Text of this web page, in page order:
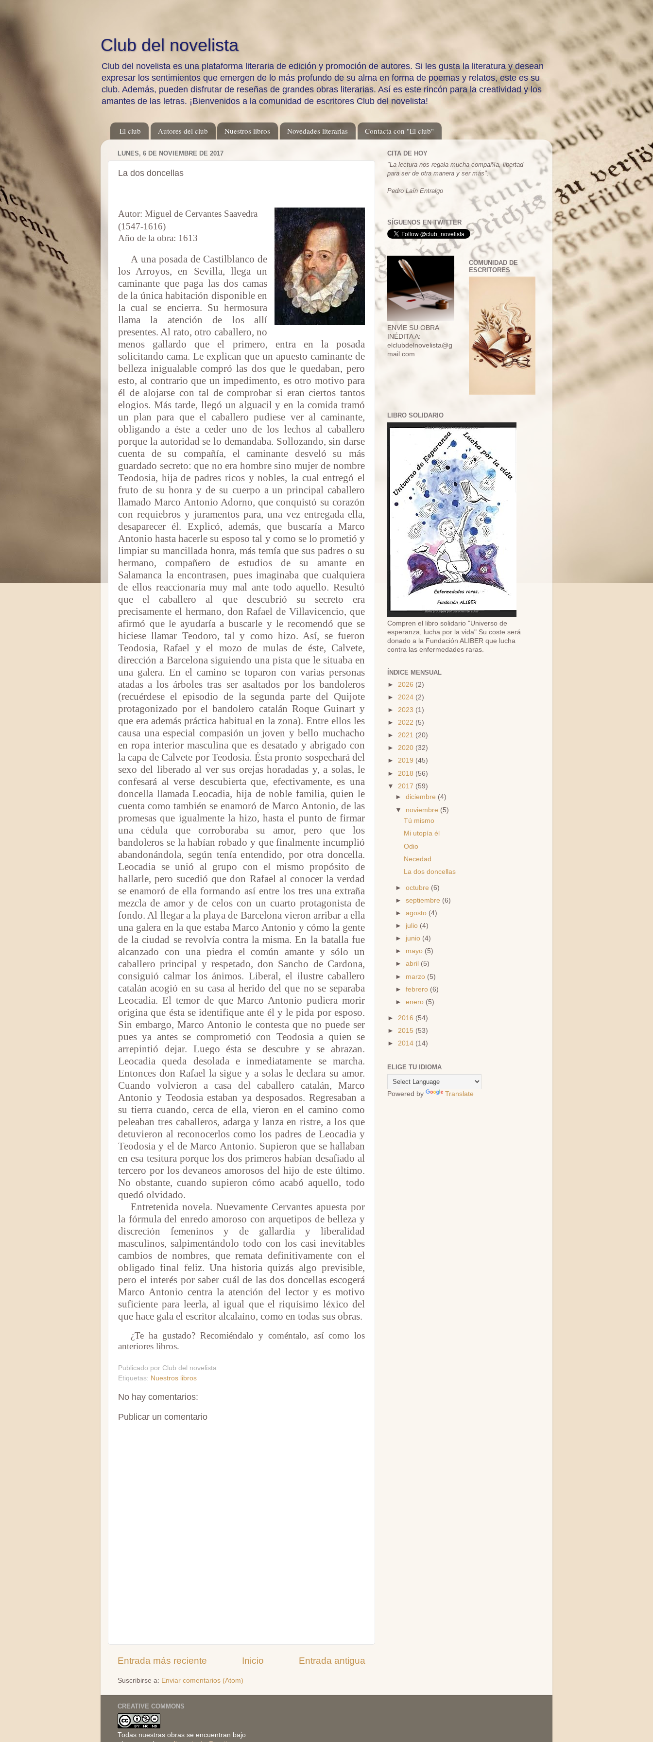
Club del novelista
Club del novelista es una plataforma literaria de edición y promoción de autores. Si les gusta la literatura y desean
expresar los sentimientos que emergen de lo más profundo de su alma en forma de poemas y relatos, este es su
club. Además, pueden disfrutar de reseñas de grandes obras literarias. Así es este rincón para la creatividad y los
amantes de las letras. ¡Bienvenidos a la comunidad de escritores Club del novelista!
El club Autores del club Nuestros libros Novedades literarias Contacta con "El club"
LUNES, 6 DE NOVIEMBRE DE 2017
La dos doncellas
Autor: Miguel de Cervantes Saavedra
(1547-1616)
Año de la obra: 1613
A una posada de Castilblanco de
los Arroyos, en Sevilla, llega un
caminante que paga las dos camas
de la única habitación disponible en
la cual se encierra. Su hermosura
llama la atención de los allí
presentes. Al rato, otro caballero, no
menos gallardo que el primero, entra en la posada
solicitando cama. Le explican que un apuesto caminante de
belleza inigualable compró las dos que le quedaban, pero
esto, al contrario que un impedimento, es otro motivo para
él de alojarse con tal de comprobar si eran ciertos tantos
elogios. Más tarde, llegó un alguacil y en la comida tramó
un plan para que el caballero pudiese ver al caminante,
obligando a éste a ceder uno de los lechos al caballero
porque la autoridad se lo demandaba. Sollozando, sin darse
cuenta de su compañía, el caminante desveló su más
guardado secreto: que no era hombre sino mujer de nombre
Teodosia, hija de padres ricos y nobles, la cual entregó el
fruto de su honra y de su cuerpo a un principal caballero
llamado Marco Antonio Adorno, que conquistó su corazón
con requiebros y juramentos para, una vez entregada ella,
desaparecer él. Explicó, además, que buscaría a Marco
Antonio hasta hacerle su esposo tal y como se lo prometió y
limpiar su mancillada honra, más temía que sus padres o su
hermano, compañero de estudios de su amante en
Salamanca la encontrasen, pues imaginaba que cualquiera
de ellos reaccionaría muy mal ante todo aquello. Resultó
que el caballero al que descubrió su secreto era
precisamente el hermano, don Rafael de Villavicencio, que
afirmó que le ayudaría a buscarle y le recomendó que se
hiciese llamar Teodoro, tal y como hizo. Así, se fueron
Teodosia, Rafael y el mozo de mulas de éste, Calvete,
dirección a Barcelona siguiendo una pista que le situaba en
una galera. En el camino se toparon con varias personas
atadas a los árboles tras ser asaltados por los bandoleros
(recuérdese el episodio de la segunda parte del Quijote
protagonizado por el bandolero catalán Roque Guinart y
que era además práctica habitual en la zona). Entre ellos les
causa una especial compasión un joven y bello muchacho
en ropa interior masculina que es desatado y abrigado con
la capa de Calvete por Teodosia. Ésta pronto sospechará del
sexo del liberado al ver sus orejas horadadas y, a solas, le
confesará al verse descubierta que, efectivamente, es una
doncella llamada Leocadia, hija de noble familia, quien le
cuenta como también se enamoró de Marco Antonio, de las
promesas que igualmente la hizo, hasta el punto de firmar
una cédula que corroboraba su amor, pero que los
bandoleros se la habían robado y que finalmente incumplió
abandonándola, según tenía entendido, por otra doncella.
Leocadia se unió al grupo con el mismo propósito de
hallarle, pero sucedió que don Rafael al conocer la verdad
se enamoró de ella formando así entre los tres una extraña
mezcla de amor y de celos con un cuarto protagonista de
fondo. Al llegar a la playa de Barcelona vieron arribar a ella
una galera en la que estaba Marco Antonio y cómo la gente
de la ciudad se revolvía contra la misma. En la batalla fue
alcanzado con una piedra el común amante y sólo un
caballero principal y respetado, don Sancho de Cardona,
consiguió calmar los ánimos. Liberal, el ilustre caballero
catalán acogió en su casa al herido del que no se separaba
Leocadia. El temor de que Marco Antonio pudiera morir
origina que ésta se identifique ante él y le pida por esposo.
Sin embargo, Marco Antonio le contesta que no puede ser
pues ya antes se comprometió con Teodosia a quien se
arrepintió dejar. Luego ésta se descubre y se abrazan.
Leocadia queda desolada e inmediatamente se marcha.
Entonces don Rafael la sigue y a solas le declara su amor.
Cuando volvieron a casa del caballero catalán, Marco
Antonio y Teodosia estaban ya desposados. Regresaban a
su tierra cuando, cerca de ella, vieron en el camino como
peleaban tres caballeros, adarga y lanza en ristre, a los que
detuvieron al reconocerlos como los padres de Leocadia y
Teodosia y el de Marco Antonio. Supieron que se hallaban
en esa tesitura porque los dos primeros habían desafiado al
tercero por los devaneos amorosos del hijo de este último.
No obstante, cuando supieron cómo acabó aquello, todo
quedó olvidado.
Entretenida novela. Nuevamente Cervantes apuesta por
la fórmula del enredo amoroso con arquetipos de belleza y
discreción femeninos y de gallardía y liberalidad
masculinos, salpimentándolo todo con los casi inevitables
cambios de nombres, que remata definitivamente con el
obligado final feliz. Una historia quizás algo previsible,
pero el interés por saber cuál de las dos doncellas escogerá
Marco Antonio centra la atención del lector y es motivo
suficiente para leerla, al igual que el riquísimo léxico del
que hace gala el escritor alcalaíno, como en todas sus obras.
¿Te ha gustado? Recomiéndalo y coméntalo, así como los
anteriores libros.
Publicado por Club del novelista
Etiquetas: Nuestros libros
No hay comentarios:
Publicar un comentario
Entrada más reciente Entrada antigua
Inicio
Suscribirse a: Enviar comentarios (Atom)
CITA DE HOY
"La lectura nos regala mucha compañía, libertad
para ser de otra manera y ser más".
Pedro Laín Entralgo
SÍGUENOS EN TWITTER
ENVÍE SU OBRA
INÉDITA A:
elclubdelnovelista@g
mail.com
COMUNIDAD DE
ESCRITORES
LIBRO SOLIDARIO
Compren el libro solidario "Universo de
esperanza, lucha por la vida" Su coste será
donado a la Fundación ALIBER que lucha
contra las enfermedades raras.
ÍNDICE MENSUAL
► 2026 (2)
► 2024 (2)
► 2023 (1)
► 2022 (5)
► 2021 (20)
► 2020 (32)
► 2019 (45)
► 2018 (56)
▼ 2017 (59)
►diciembre (4)
▼ noviembre (5)
Tú mismo
Mi utopía él
Odio
Necedad
La dos doncellas
►octubre (6)
►septiembre (6)
►agosto (4)
► julio (4)
► junio (4)
► mayo (5)
►abril (5)
► marzo (5)
►febrero (6)
►enero (5)
► 2016 (54)
► 2015 (53)
► 2014 (14)
ELIGE TU IDIOMA
Powered by Translate
CREATIVE COMMONS
Todas nuestras obras se encuentran bajo